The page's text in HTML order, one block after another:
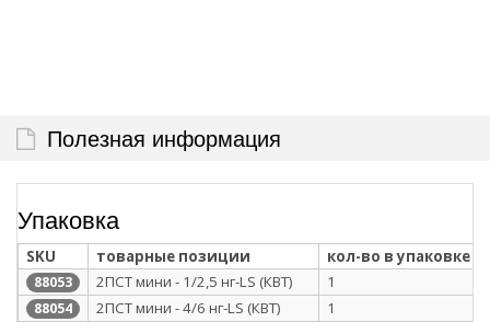
Полезная информация
Упаковка
SKU товарные позиции кол-во в упаковке
88053 2ПСТ мини - 1/2,5 нг-LS (КВТ) 1
88054 2ПСТ мини - 4/6 нг-LS (КВТ) 1